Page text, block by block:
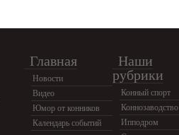
Главная
Новости
Видео
Юмор от конников
Календарь событий
Наши
рубрики
Конный спорт
Коннозаводство
Ипподром